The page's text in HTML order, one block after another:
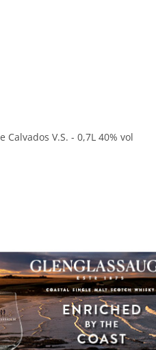
Calvados V.S. - 0,7L 40% vol
von 4.7 von 5 Sternen